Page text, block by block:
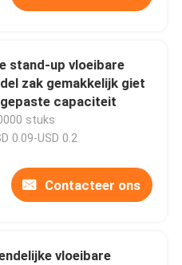
stand-up vloeibare
zak gemakkelijk giet
capaciteit
stuks
0.09-USD 0.2
Contacteer ons
vloeibare